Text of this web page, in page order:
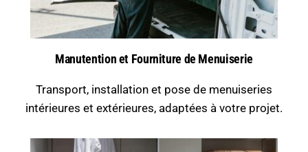
Manutention et Fourniture de Menuiserie
Transport, installation et pose de menuiseries
intérieures et extérieures, adaptées à votre projet.